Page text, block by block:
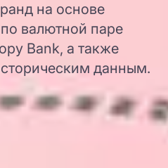
на основе
валютной паре
Bank, а также
данным.